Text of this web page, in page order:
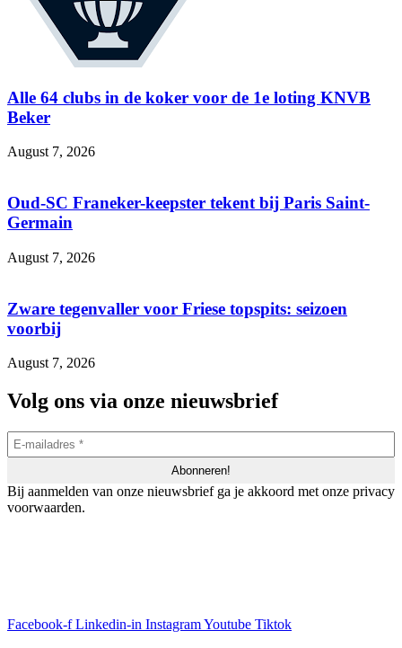
Alle 64 clubs in de koker voor de 1e loting KNVB
Beker
August 7, 2026
Oud-SC Franeker-keepster tekent bij Paris Saint-
Germain
August 7, 2026
Zware tegenvaller voor Friese topspits: seizoen
voorbij
August 7, 2026
Volg ons via onze nieuwsbrief
Bij aanmelden van onze nieuwsbrief ga je akkoord met onze privacy
voorwaarden.
Facebook-f Linkedin-in InstagramYoutube Tiktok